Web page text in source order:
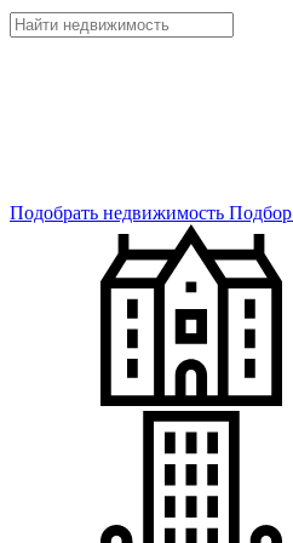
Подобрать недвижимость Подбор